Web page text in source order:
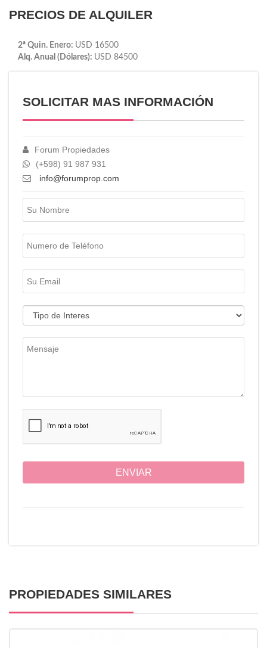
PRECIOS DE ALQUILER
2ª Quin. Enero: USD 16500
Alq. Anual (Dólares): USD 84500
SOLICITAR MAS INFORMACIÓN
Forum Propiedades
(+598) 91 987 931
info@forumprop.com
ENVIAR
PROPIEDADES SIMILARES